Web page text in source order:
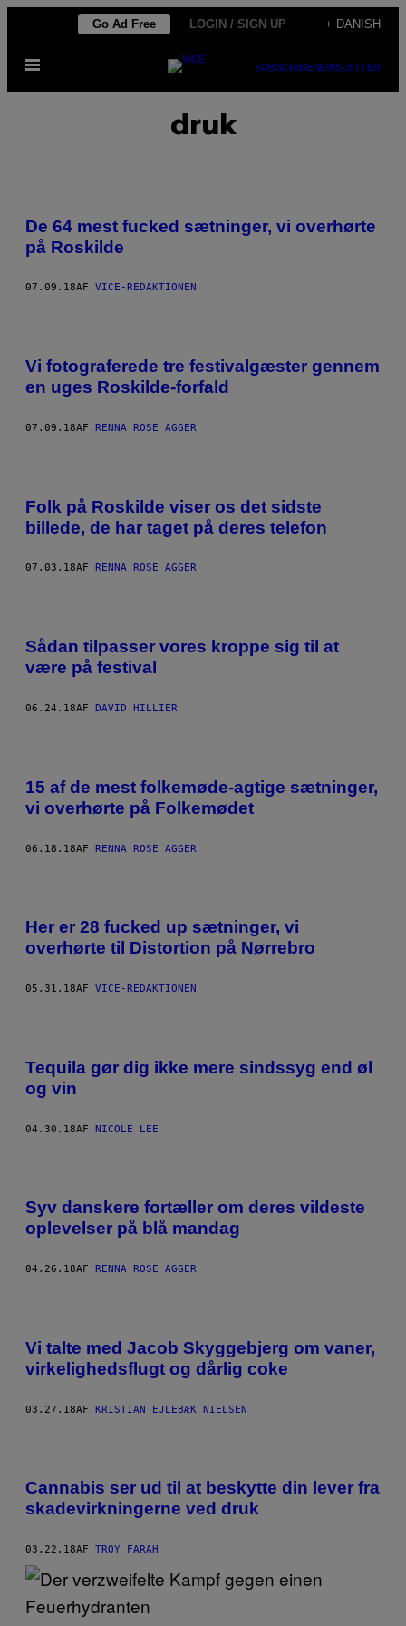
indhold
Go Ad Free LOGIN / SIGN UP + DANISH
Åbn
SUBSCRIBENEWSLETTER
druk
De 64 mest fucked sætninger, vi overhørte
på Roskilde
07.09.18AF VICE-REDAKTIONEN
Vi fotograferede tre festivalgæster gennem
en uges Roskilde-forfald
07.09.18AF RENNA ROSE AGGER
Folk på Roskilde viser os det sidste
billede, de har taget på deres telefon
07.03.18AF RENNA ROSE AGGER
Sådan tilpasser vores kroppe sig til at
være på festival
06.24.18AF DAVID HILLIER
15 af de mest folkemøde-agtige sætninger,
vi overhørte på Folkemødet
06.18.18AF RENNA ROSE AGGER
Her er 28 fucked up sætninger, vi
overhørte til Distortion på Nørrebro
05.31.18AF VICE-REDAKTIONEN
Tequila gør dig ikke mere sindssyg end øl
og vin
04.30.18AF NICOLE LEE
Syv danskere fortæller om deres vildeste
oplevelser på blå mandag
04.26.18AF RENNA ROSE AGGER
Vi talte med Jacob Skyggebjerg om vaner,
virkelighedsflugt og dårlig coke
03.27.18AF KRISTIAN EJLEBÆK NIELSEN
Cannabis ser ud til at beskytte din lever fra
skadevirkningerne ved druk
03.22.18AF TROY FARAH